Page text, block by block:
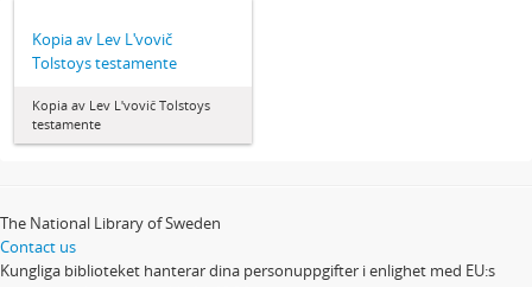
Kopia av Lev Lʹvovič
Tolstoys testamente
Kopia av Lev Lʹvovič Tolstoys
testamente
The National Library of Sweden
Contact us
Kungliga biblioteket hanterar dina personuppgifter i enlighet med EU:s